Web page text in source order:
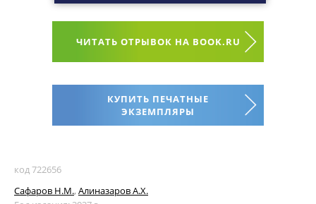
ЧИТАТЬ ОТРЫВОК НА BOOK.RU
КУПИТЬ ПЕЧАТНЫЕ
ЭКЗЕМПЛЯРЫ
код 722656
Сафаров Н.М., Алиназаров А.Х.